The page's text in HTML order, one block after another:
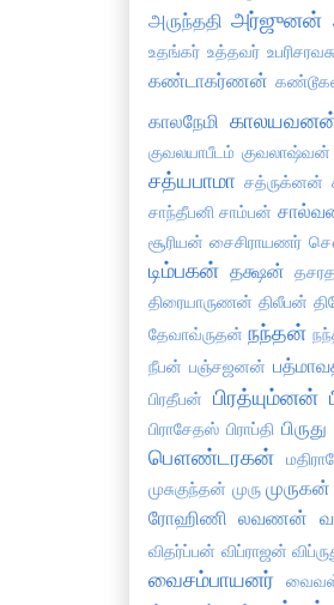
அருந்ததி அர்ஜுனன்
உதங்கர் உத்தவர் உபரிசரவசு
கண்டாகர்ணன்
காலநேமி
குவலயாபீடம் குவலாஷ்வன்
சத்யபாமா சத்ருக்னன்
சாந்தீபனி சாம்பன்
சூரியன் சைசிராயணர்
டிம்பகன் தக்ஷன்
திரையாருணன் திலீபன்
தேவாவ்ருதன் நந்தன்
நீபன் பஞ்சஜனன்
பிரதீபன்
பிரத்யும்னன்
பிராசேதஸ் பிராப்தி பிருது
பௌண்டரகன்
முசுகுந்தன் முரு முருகன்
ரோஹிணி லவணன்
விதர்ப்பன் விப்ராஜன்
வைசம்பாயனர்